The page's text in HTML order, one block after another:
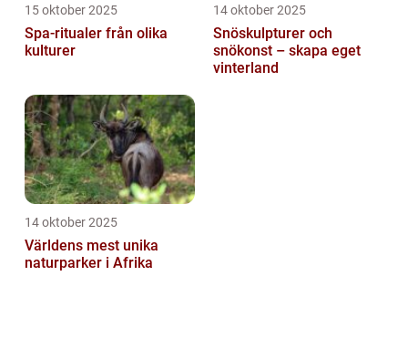
15 oktober 2025
Spa-ritualer från olika
kulturer
14 oktober 2025
Snöskulpturer och
snökonst – skapa eget
vinterland
14 oktober 2025
Världens mest unika
naturparker i Afrika